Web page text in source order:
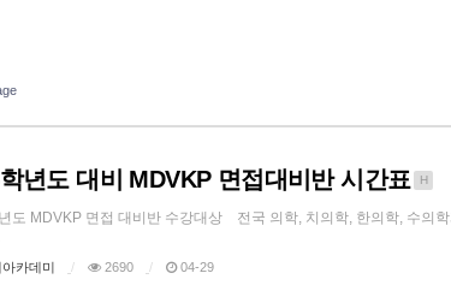
년도 대비 MDVKP 면접대비반 시간표 H
도 MDVKP 면접 대비반 수강대상 전국 의학, 치의학, 한의학, 수의
카데미 2690 04-29